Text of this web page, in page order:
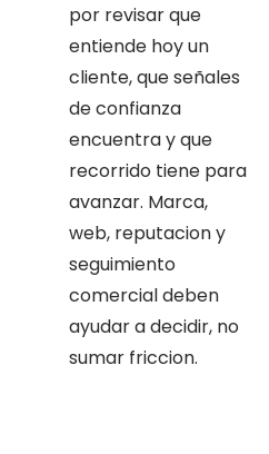
por revisar que
entiende hoy un
cliente, que señales
de confianza
encuentra y que
recorrido tiene para
avanzar. Marca,
web, reputacion y
seguimiento
comercial deben
ayudar a decidir, no
sumar friccion.